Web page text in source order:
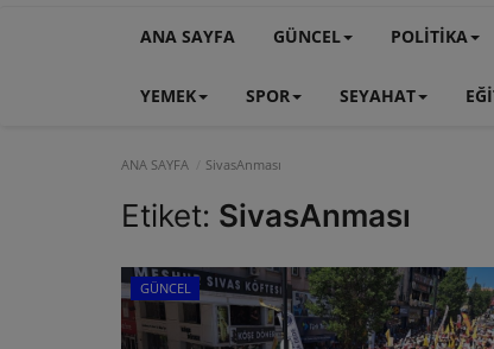
ANA SAYFA GÜNCEL POLİTİKA
YEMEK SPOR SEYAHAT
ANA SAYFA SivasAnması
Etiket: SivasAnması
GÜNCEL